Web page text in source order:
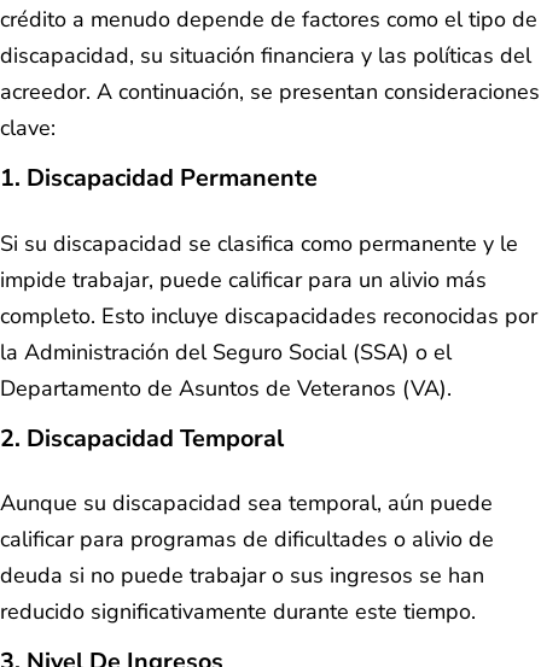
crédito a menudo depende de factores como el tipo de
discapacidad, su situación financiera y las políticas del
acreedor. A continuación, se presentan consideraciones
clave:
1. Discapacidad Permanente
Si su discapacidad se clasifica como permanente y le
impide trabajar, puede calificar para un alivio más
completo. Esto incluye discapacidades reconocidas por
la Administración del Seguro Social (SSA) o el
Departamento de Asuntos de Veteranos (VA).
2. Discapacidad Temporal
Aunque su discapacidad sea temporal, aún puede
calificar para programas de dificultades o alivio de
deuda si no puede trabajar o sus ingresos se han
reducido significativamente durante este tiempo.